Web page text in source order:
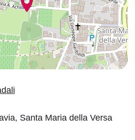
Santa Maria della Versa